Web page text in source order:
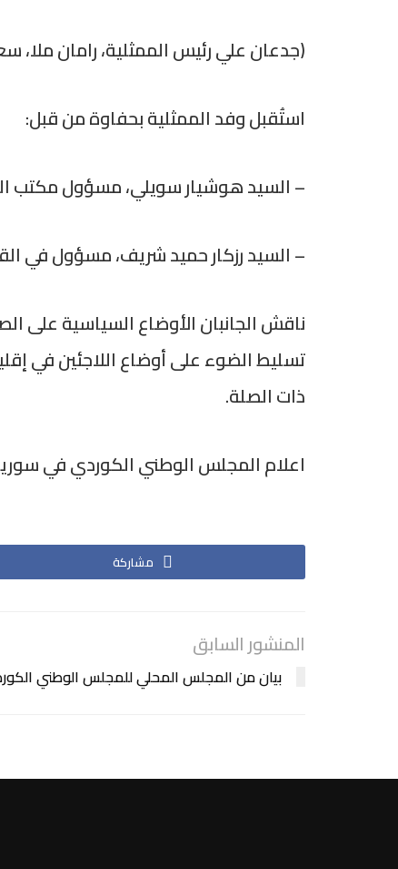
(جدعان علي رئيس الممثلية، رامان
استُقبل وفد الممثلية بحفاوة من قبل:
– السيد هوشيار سويلي، مسؤول مكتب
– السيد رزكار حميد شريف، مسؤول في
ناقش الجانبان الأوضاع السياسية على
تسليط الضوء على أوضاع اللاجئين في
ذات الصلة.
اعلام المجلس الوطني الكوردي في
مشاركة
المنشور السابق
بيان من المجلس المحلي للمجلس الوطني